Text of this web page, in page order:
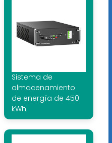
Sistema de
almacenamiento
de energía de 450
kWh